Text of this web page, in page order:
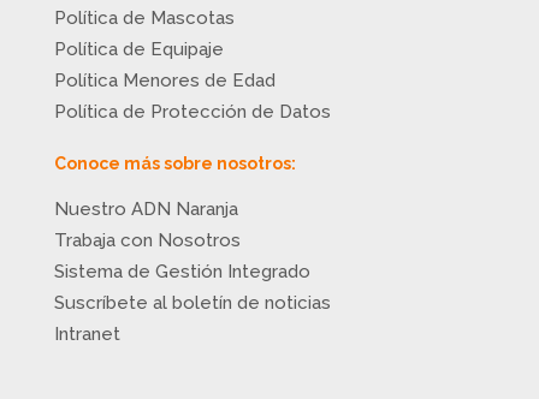
Política de Mascotas
Política de Equipaje
Política Menores de Edad
Política de Protección de Datos
Conoce más sobre nosotros:
Nuestro ADN Naranja
Trabaja con Nosotros
Sistema de Gestión Integrado
Suscríbete al boletín de noticias
Intranet